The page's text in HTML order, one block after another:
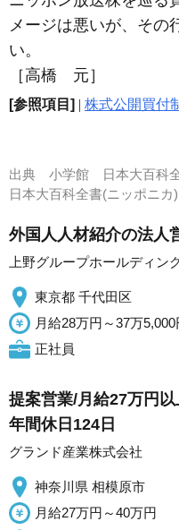
メージは悪いが、その
い。
［高橋 元］
[参照項目] | 株式公開買付
出典 小学館 日本大百科
日本大百科全書(ニッポニ
外国人人材紹介の法人
上野グループホールディン
東京都 千代田区
月給28万円～37万5,000
正社員
提案営業/月給27万円
年間休日124日
グランド産業株式会社
神奈川県 相模原市
月給27万円～40万円